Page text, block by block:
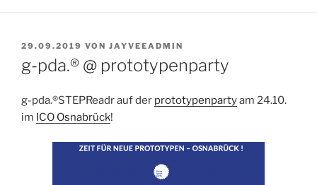
VERÖFFENTLICHT
29.09.2019 VON JAYVEEADMIN
g-pda.® @ prototypenparty
g-pda.®STEPReadr auf der prototypenpartyam 24.10.
im ICO Osnabrück!